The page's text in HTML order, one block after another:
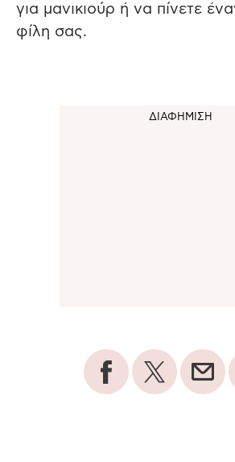
για μανικιούρ ή να πίνετε
φίλη σας.